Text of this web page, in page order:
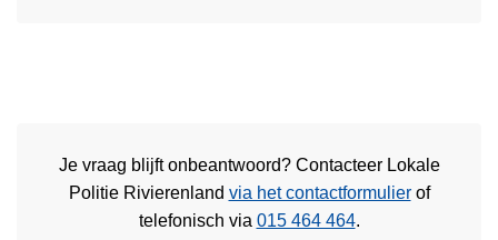
Je vraag blijft onbeantwoord? Contacteer Lokale
Politie Rivierenland via het contactformulierof
telefonisch via 015 464 464.